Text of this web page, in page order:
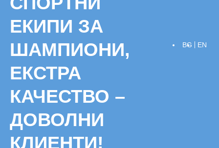
ЕКИПИ ЗА
ШАМПИОНИ,
ЕКСТРА
КАЧЕСТВО –
ДОВОЛНИ
КЛИЕНТИ!
BG EN